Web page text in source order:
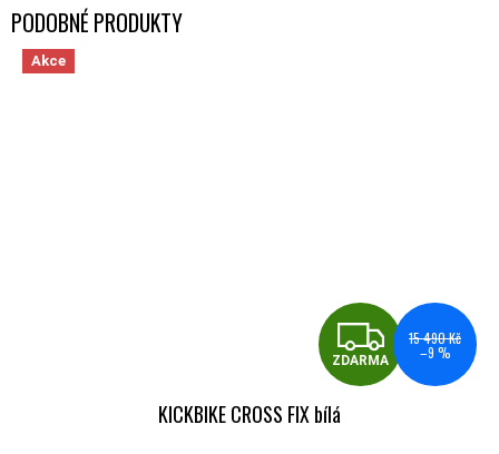
Akce
ZDARMA
15 490 Kč
–9 %
KICKBIKE CROSS FIX bílá